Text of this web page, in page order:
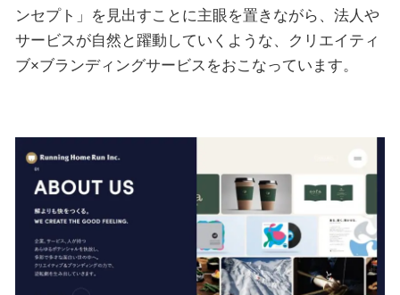
ンセプト」を見出すことに主眼を置きながら、法人や
サービスが自然と躍動していくような、クリエイティ
ブ×ブランディングサービスをおこなっています。